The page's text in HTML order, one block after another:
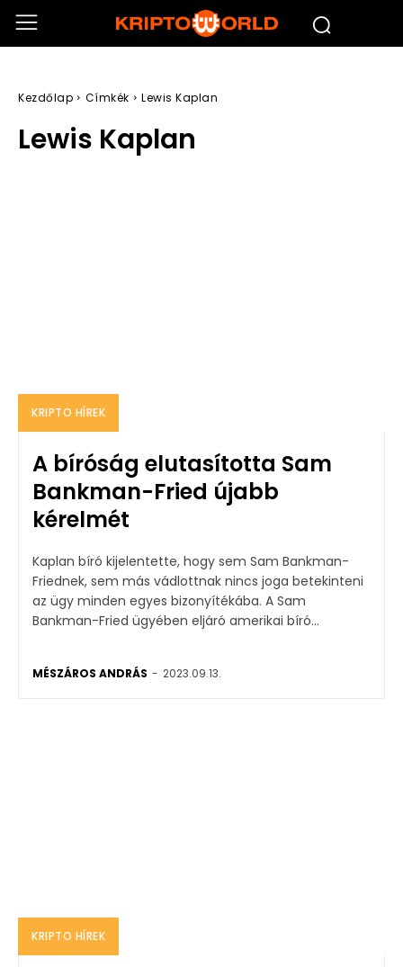
Kezdőlap Címkék Lewis Kaplan
Lewis Kaplan
KRIPTO HÍREK
A bíróság elutasította Sam
Bankman-Fried újabb
kérelmét
Kaplan bíró kijelentette, hogy sem Sam Bankman-
Friednek, sem más vádlottnak nincs joga betekinteni
az ügy minden egyes bizonyítékába. A Sam
Bankman-Fried ügyében eljáró amerikai bíró...
MÉSZÁROS ANDRÁS - 2023.09.13.
KRIPTO HÍREK